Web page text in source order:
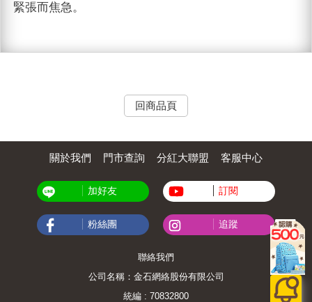
緊張而焦急。
回商品頁
關於我們 門市查詢 分紅大聯盟 客服中心
加好友 訂閱
粉絲團 追蹤
聯絡我們
公司名稱：金石網絡股份有限公司
統編 : 70832800